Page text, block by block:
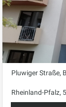
Pluwiger Straße,
Rheinland-Pfalz,